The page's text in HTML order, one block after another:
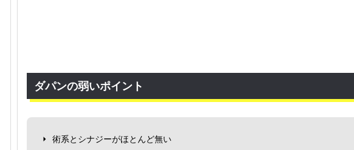
ダパンの弱いポイント
術系とシナジーがほとんど無い